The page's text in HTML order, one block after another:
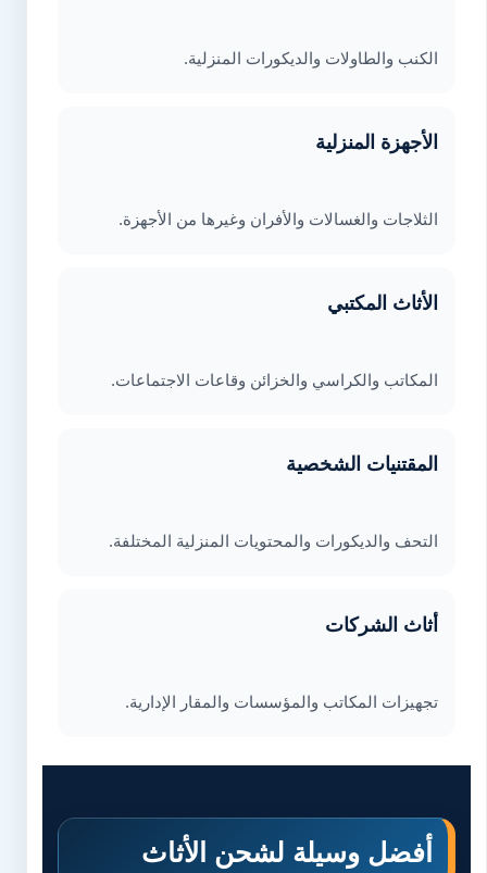
الكنب والطاولات والديكورات المنزلية.
الأجهزة المنزلية
الثلاجات والغسالات والأفران وغيرها من الأجهزة.
الأثاث المكتبي
المكاتب والكراسي والخزائن وقاعات الاجتماعات.
المقتنيات الشخصية
التحف والديكورات والمحتويات المنزلية المختلفة.
أثاث الشركات
تجهيزات المكاتب والمؤسسات والمقار الإدارية.
أفضل وسيلة لشحن الأثاث